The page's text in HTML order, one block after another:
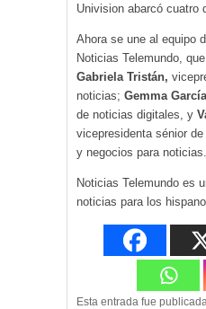
Univision abarcó cuatro
Ahora se une al equipo
Noticias Telemundo,
Gabriela Tristán,
noticias; Gemma García
de noticias digitales, y
vicepresidenta sénior
y negocios para noticias.
Noticias Telemundo es
noticias para los
Esta entrada fue